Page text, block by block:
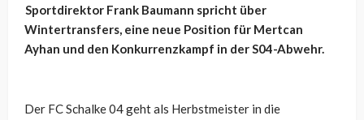
Sportdirektor Frank Baumann spricht über
Wintertransfers, eine neue Position für Mertcan
Ayhan und den Konkurrenzkampf in der S04-Abwehr.
Der FC Schalke 04 geht als Herbstmeister in die